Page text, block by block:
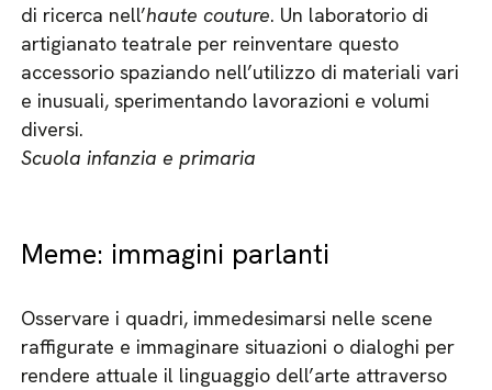
di ricerca nell’haute couture. Un laboratorio di
artigianato teatrale per reinventare questo
accessorio spaziando nell’utilizzo di materiali vari
e inusuali, sperimentando lavorazioni e volumi
diversi.
Scuola infanzia e primaria
Meme: immagini parlanti
Osservare i quadri, immedesimarsi nelle scene
raffigurate e immaginare situazioni o dialoghi per
rendere attuale il linguaggio dell’arte attraverso